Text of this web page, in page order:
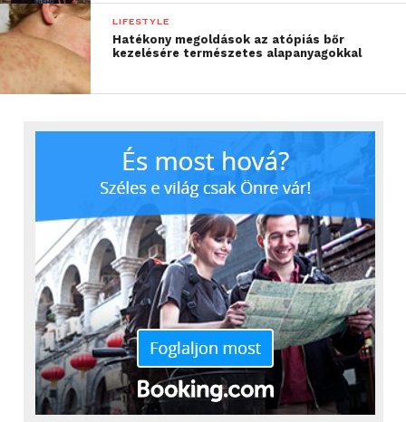
LIFESTYLE
Hatékony megoldások az atópiás bőr
kezelésére természetes alapanyagokkal